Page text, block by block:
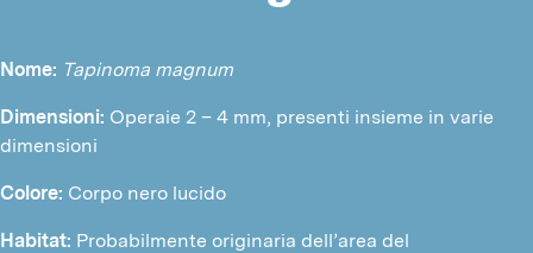
Nome: Tapinoma magnum
Dimensioni: Operaie 2 – 4 mm, presenti insieme in varie
dimensioni
Colore: Corpo nero lucido
Habitat: Probabilmente originaria dell’area del